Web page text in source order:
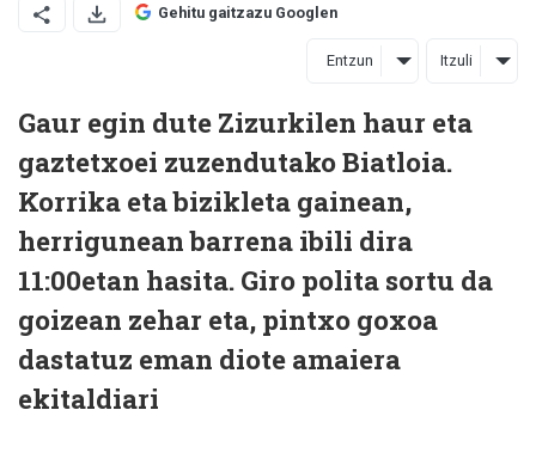
Gehitu gaitzazu Googlen
Entzun Itzuli
Gaur egin dute Zizurkilen haur eta
gaztetxoei zuzendutako Biatloia.
Korrika eta bizikleta gainean,
herrigunean barrena ibili dira
11:00etan hasita. Giro polita sortu da
goizean zehar eta, pintxo goxoa
dastatuz eman diote amaiera
ekitaldiari